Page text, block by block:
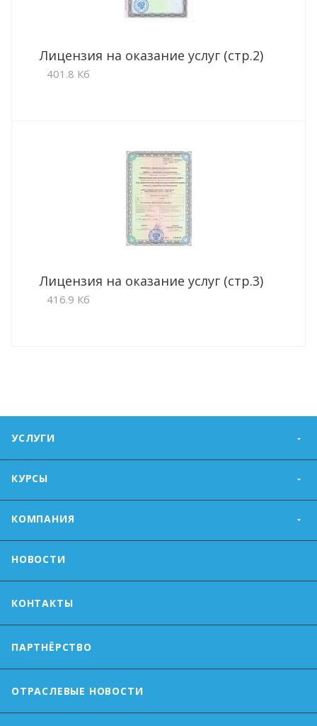
Лицензия на оказание услуг (стр.2)
401.8 Кб
Лицензия на оказание услуг (стр.3)
416.9 Кб
УСЛУГИ
КУРСЫ
КОМПАНИЯ
НОВОСТИ
КОНТАКТЫ
ПАРТНЁРСТВО
ОТРАСЛЕВЫЕ НОВОСТИ